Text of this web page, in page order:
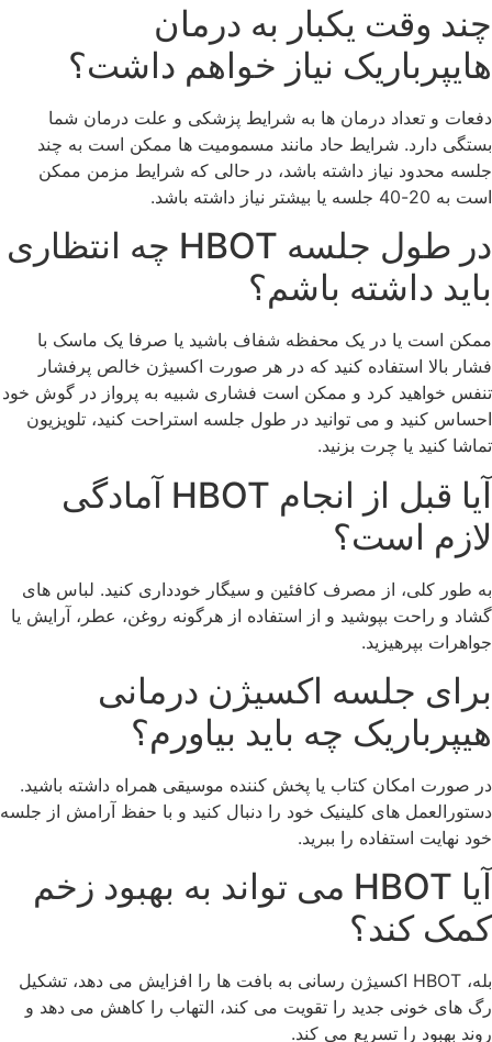
چند وقت یکبار به درمان
هایپرباریک نیاز خواهم داشت؟
دفعات و تعداد درمان ها به شرایط پزشکی و علت درمان شما
بستگی دارد. شرایط حاد مانند مسمومیت ها ممکن است به چند
جلسه محدود نیاز داشته باشد، در حالی که شرایط مزمن ممکن
است به 20-40 جلسه یا بیشتر نیاز داشته باشد.
در طول جلسه HBOT چه انتظاری
باید داشته باشم؟
ممکن است یا در یک محفظه شفاف باشید یا صرفا یک ماسک با
فشار بالا استفاده کنید که در هر صورت اکسیژن خالص پرفشار
تنفس خواهید کرد و ممکن است فشاری شبیه به پرواز در گوش خود
احساس کنید و می توانید در طول جلسه استراحت کنید، تلویزیون
تماشا کنید یا چرت بزنید.
آیا قبل از انجام HBOT آمادگی
لازم است؟
به طور کلی، از مصرف کافئین و سیگار خودداری کنید. لباس های
گشاد و راحت بپوشید و از استفاده از هرگونه روغن، عطر، آرایش یا
جواهرات بپرهیزید.
برای جلسه اکسیژن درمانی
هیپرباریک چه باید بیاورم؟
در صورت امکان کتاب یا پخش کننده موسیقی همراه داشته باشید.
دستورالعمل های کلینیک خود را دنبال کنید و با حفظ آرامش از جلسه
خود نهایت استفاده را ببرید.
آیا HBOT می تواند به بهبود زخم
کمک کند؟
بله، HBOT اکسیژن رسانی به بافت ها را افزایش می دهد، تشکیل
رگ های خونی جدید را تقویت می کند، التهاب را کاهش می دهد و
روند بهبود را تسریع می کند.